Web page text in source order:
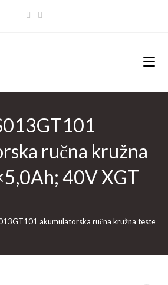
ručna kružna
40V XGT
akumulatorska ručna kružna